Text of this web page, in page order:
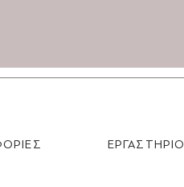
ΕΡΓΑΣΤΗΡΙΟ